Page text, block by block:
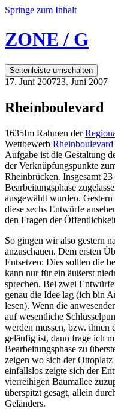
Springe zum Inhalt
ZONE / G
Seitenleiste umschalten
17. Juni 200723. Juni 2007
Rheinboulevard
1635Im Rahmen der
Wettbewerb
Aufgabe ist die Gestaltung
der Verknüpfungspunkte
Rheinbrücken. Insgesamt
Bearbeitungsphase
ausgewählt wurden.
diese sechs Entwürfe
den Fragen der
So gingen wir also gestern
anzuschauen. Dem ersten
Entsetzen: Dies sollten die
kann nur für ein äußerst
sprechen. Bei zwei
genau die Idee lag (ich bin
lesen). Wenn die
auf wesentliche
werden müssen, bzw. ihnen
geläufig ist, dann frage ich
Bearbeitungsphase zu
zeigen wo sich der
einfallslos zeigte sich der
vierreihigen Baumallee
überspitzt gesagt, allein
Geländers.